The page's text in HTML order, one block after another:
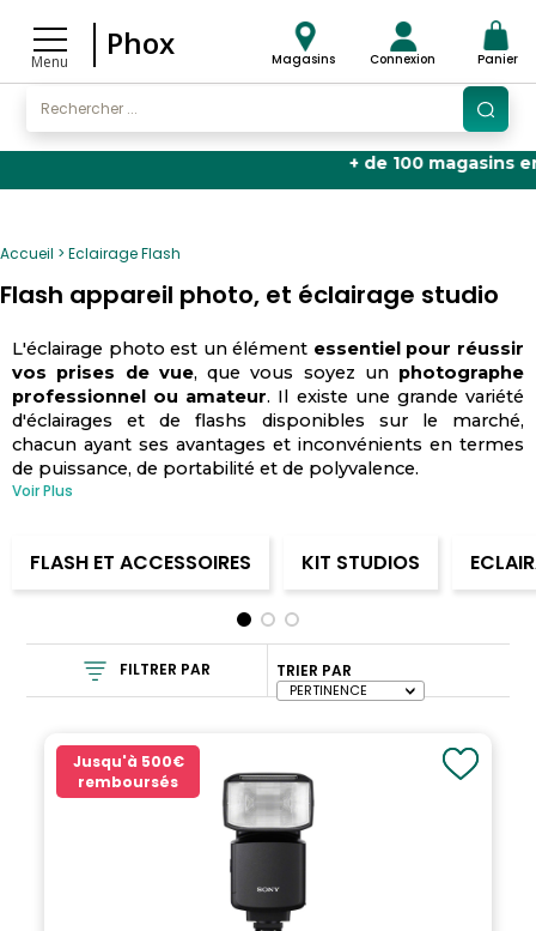
Menu
Phox Magasins Connexion Panier
+ de 100 magasins en
Accueil Eclairage Flash
Flash appareil photo, et éclairage studio
L'éclairage photo est un élément essentiel pour réussir
vos prises de vue, que vous soyez un photographe
professionnel ou amateur. Il existe une grande variété
d'éclairages et de flashs disponibles sur le marché,
chacun ayant ses avantages et inconvénients en termes
de puissance, de portabilité et de polyvalence.
Voir Plus
FLASH ET ACCESSOIRES KIT STUDIOS
FILTRER PAR TRIER PAR
Jusqu'à 500€
remboursés